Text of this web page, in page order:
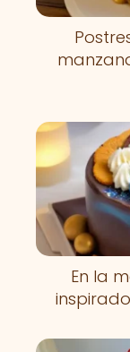
En la